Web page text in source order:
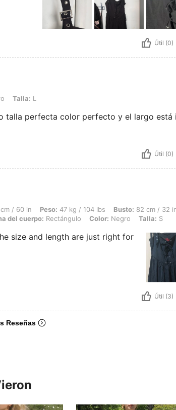
Útil (0)
Talla: L
talla perfecta color perfecto y el largo está
Útil (0)
47 kg / 104 lbs, Busto: 82 cm / 32 in, Cintura: 66 cm /
/ 60 in Peso: 47 kg / 104 lbs Busto: 82 cm / 32
del cuerpo: Rectángulo Color: Negro Talla: S
size and length are just right for
Útil (3)
Reseñas